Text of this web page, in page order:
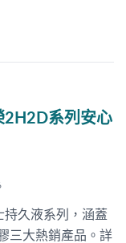
2H2D系列安心
久液系列，涵蓋
三大熱銷產品。詳